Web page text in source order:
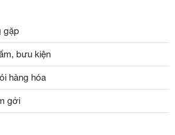
gặp
bưu kiện
hàng hóa
gởi